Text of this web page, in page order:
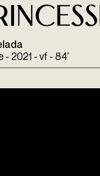
- 2021 - vf - 84'